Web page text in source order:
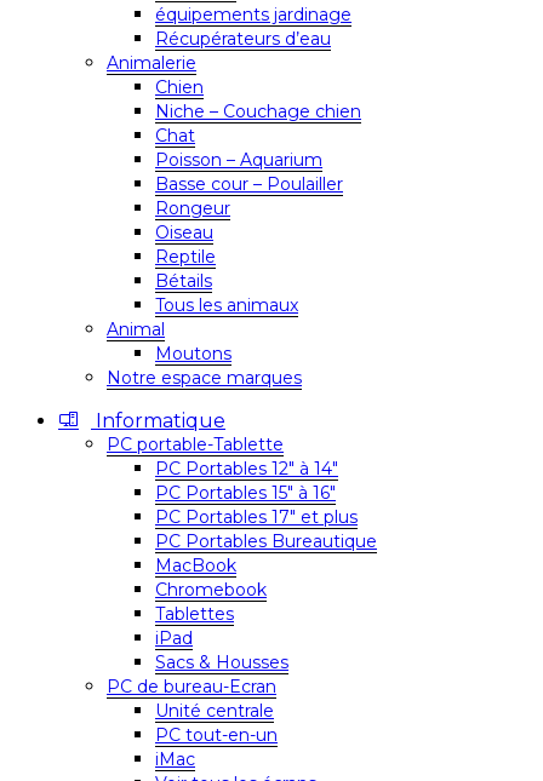
équipements jardinage
Récupérateurs d’eau
Animalerie
Chien
Niche – Couchage chien
Chat
Poisson – Aquarium
Basse cour – Poulailler
Rongeur
Oiseau
Reptile
Bétails
Tous les animaux
Animal
Moutons
Notre espace marques
Informatique
PC portable-Tablette
PC Portables 12″ à 14″
PC Portables 15″ à 16″
PC Portables 17″ et plus
PC Portables Bureautique
MacBook
Chromebook
Tablettes
iPad
Sacs & Housses
PC de bureau-Ecran
Unité centrale
PC tout-en-un
iMac